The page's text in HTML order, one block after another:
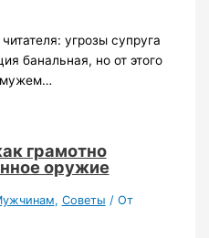
угрозы супруга
банальная, но от этого
мужем…
грамотно
оружие
, Советы / От